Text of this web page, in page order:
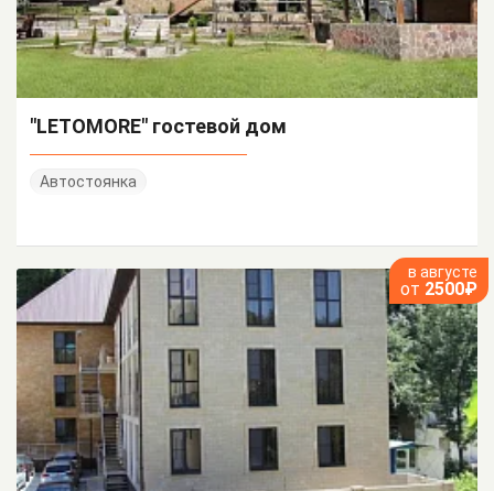
"LETOMORE" гостевой дом
Автостоянка
в августе
от 2500₽